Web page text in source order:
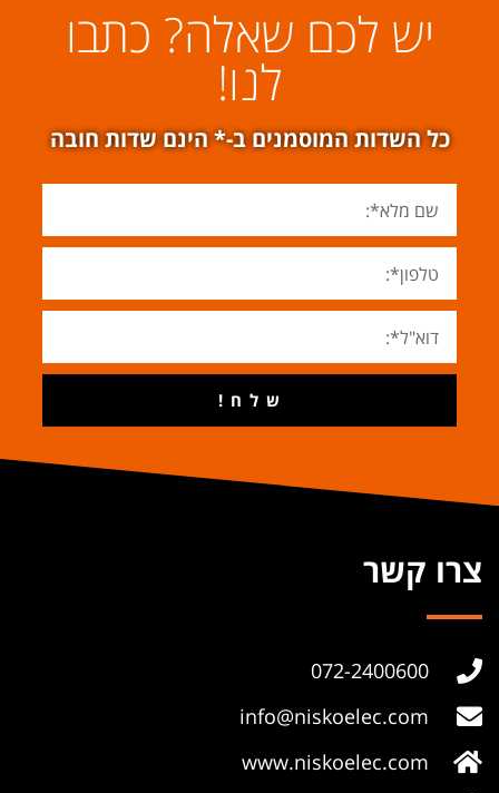
יש לכם שאלה? כתבו
לנו!
כל השדות המוסמנים ב-* הינם שדות חובה
ש ל ח !
צרו קשר
072-2400600
info@niskoelec.com
www.niskoelec.com